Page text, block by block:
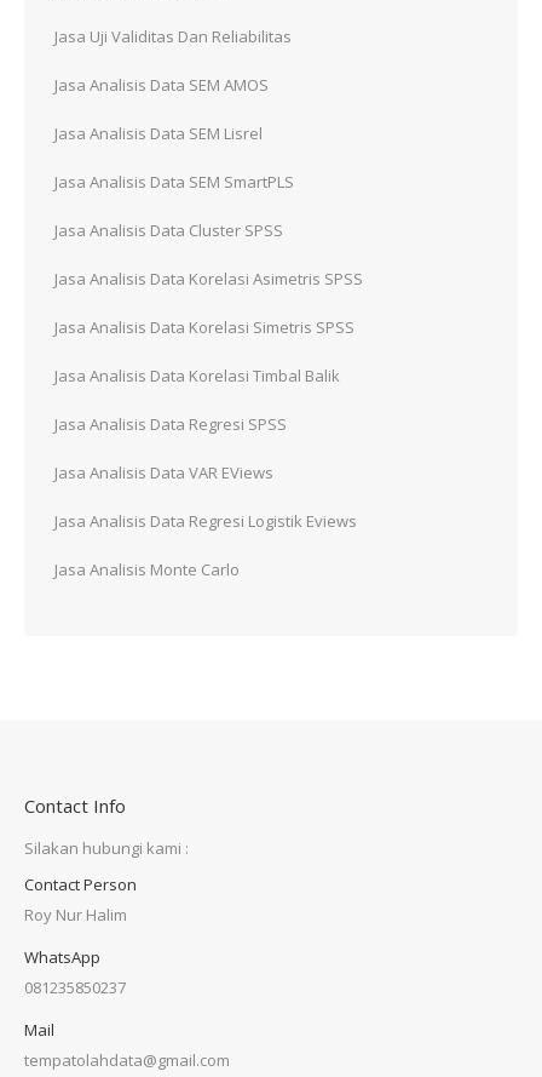
Jasa Uji Validitas Dan Reliabilitas
Jasa Analisis Data SEM AMOS
Jasa Analisis Data SEM Lisrel
Jasa Analisis Data SEM SmartPLS
Jasa Analisis Data Cluster SPSS
Jasa Analisis Data Korelasi Asimetris SPSS
Jasa Analisis Data Korelasi Simetris SPSS
Jasa Analisis Data Korelasi Timbal Balik
Jasa Analisis Data Regresi SPSS
Jasa Analisis Data VAR EViews
Jasa Analisis Data Regresi Logistik Eviews
Jasa Analisis Monte Carlo
Contact Info
Silakan hubungi kami :
Contact Person
Roy Nur Halim
WhatsApp
081235850237
Mail
tempatolahdata@gmail.com